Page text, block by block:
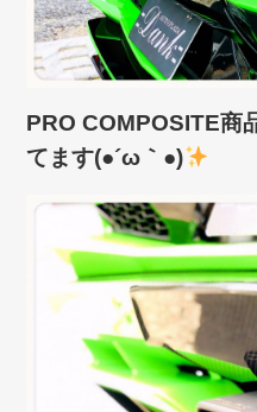
PRO COMPOSITE商
てます(●´ω｀●)